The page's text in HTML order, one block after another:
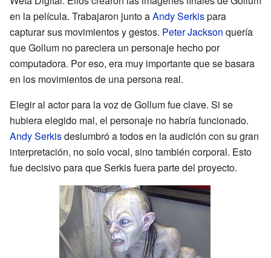
en la película. Trabajaron junto aAndy Serkispara
capturar sus movimientos y gestos. Peter Jackson quería
que Gollum no pareciera un personaje hecho por
computadora. Por eso, era muy importante que se basara
en los movimientos de una persona real.
Elegir al actor para la voz de Gollum fue clave. Si se
hubiera elegido mal, el personaje no habría funcionado.
Andy Serkisdeslumbró a todos en la audición con su gran
interpretación, no solo vocal, sino también corporal. Esto
fue decisivo para que Serkis fuera parte del proyecto.